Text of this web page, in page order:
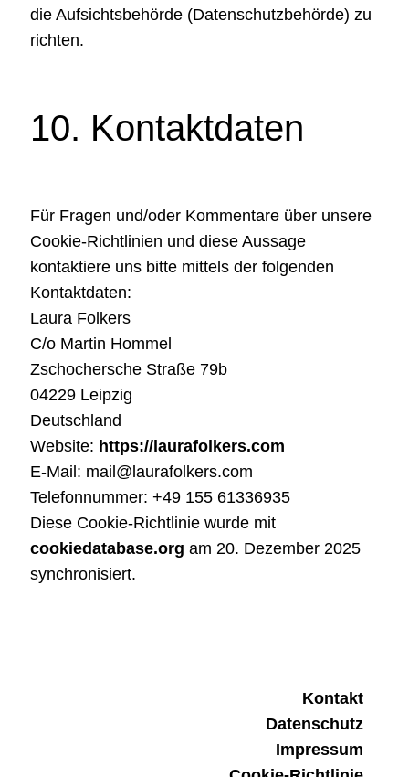
die Aufsichtsbehörde (Datenschutzbehörde) zu
richten.
10. Kontaktdaten
Für Fragen und/oder Kommentare über unsere
Cookie-Richtlinien und diese Aussage
kontaktiere uns bitte mittels der folgenden
Kontaktdaten:
Laura Folkers
C/o Martin Hommel
Zschochersche Straße 79b
04229 Leipzig
Deutschland
Website: https://laurafolkers.com
E-Mail: mail@ laurafolkers.com
Telefonnummer: +49 155 61336935
Diese Cookie-Richtlinie wurde mit
cookiedatabase.org am 20. Dezember 2025
synchronisiert.
Kontakt
Datenschutz
Impressum